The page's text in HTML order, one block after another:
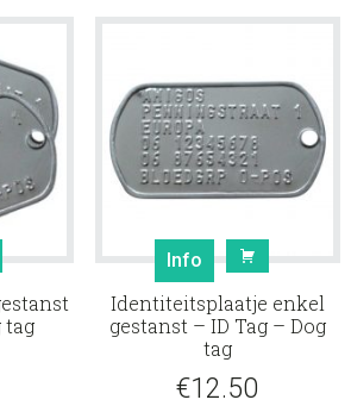
tag
Info
Identiteitsplaatje enkel
gestanst – ID Tag – Dog
tag
€12.50